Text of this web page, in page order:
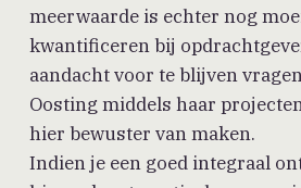
meerwaarde is echter nog
kwantificeren bij
aandacht voor te blijven
Oosting middels haar
hier bewuster van maken.
Indien je een goed integraal